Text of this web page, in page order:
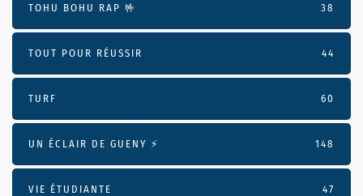
TOHU BOHU RAP 🤟 38
TOUT POUR RÉUSSIR 44
TURF 60
UN ÉCLAIR DE GUENY ⚡️ 148
VIE ÉTUDIANTE 47